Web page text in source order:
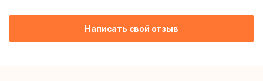
Написать свой отзыв